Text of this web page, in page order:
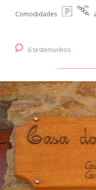
Comodidades
6 testemunhos